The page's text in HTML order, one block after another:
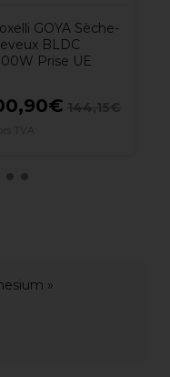
GOYA Sèche-
BLDC
Prise UE
»